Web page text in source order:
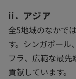
ii．アジア
全5地域のなかで
す。シンガポール
フラ、広範な最
貢献しています。